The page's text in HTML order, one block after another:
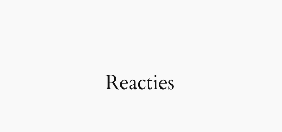
Reacties